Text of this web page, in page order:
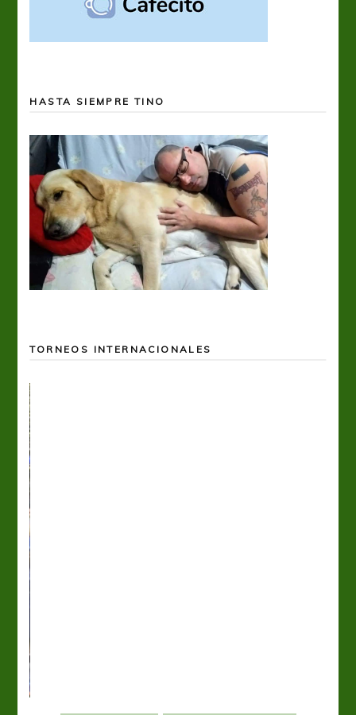
HASTA SIEMPRE TINO
TORNEOS INTERNACIONALES